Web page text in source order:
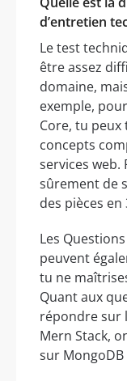
d’entretien
Le test
être assez
domaine,
exemple,
Core, tu
concepts
services web.
sûrement de
des pièces en
Les
peuvent
tu ne
Quant aux
répondre sur
Mern Stack,
sur MongoDB